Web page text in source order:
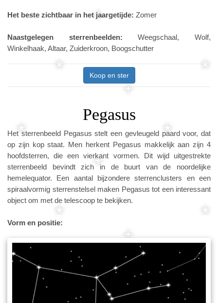
Het beste zichtbaar in het jaargetijde: Zomer
Naastgelegen sterrenbeelden: Weegschaal, Wolf,
Winkelhaak, Altaar, Zuiderkroon, Boogschutter
Koop en ster
Pegasus
Het sterrenbeeld Pegasus stelt een gevleugeld paard voor, dat
op zijn kop staat. Men herkent Pegasus makkelijk aan zijn 4
hoofdsterren, die een vierkant vormen. Dit wijd uitgestrekte
sterrenbeeld bevindt zich in de buurt van de noordelijke
hemelequator. Een aantal bijzondere sterrenclusters en een
spiraalvormig sterrenstelsel maken Pegasus tot een interessant
object om met de telescoop te bekijken.
Vorm en positie: